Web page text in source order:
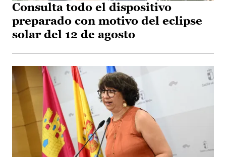
Consulta todo el dispositivo
preparado con motivo del eclipse
solar del 12 de agosto